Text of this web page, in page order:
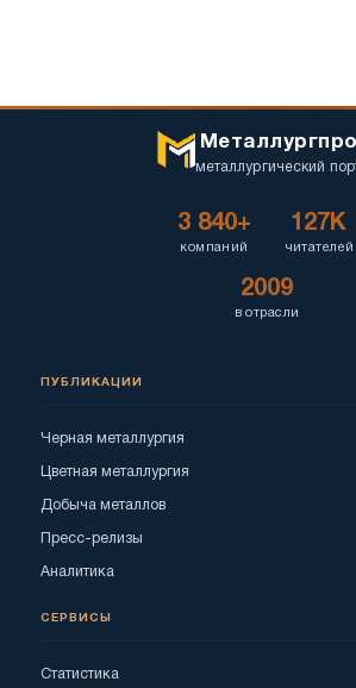
металлургический
3 840+
компаний
127K
читателей
2009
в отрасли
ПУБЛИКАЦИИ
Черная металлургия
Цветная металлургия
Добыча металлов
Пресс-релизы
Аналитика
СЕРВИСЫ
Статистика